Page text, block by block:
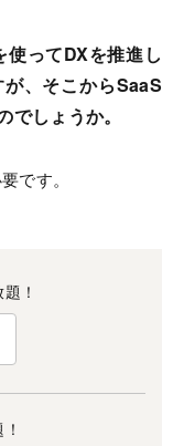
ってDXを推進し
、そこからSaaS
しょうか。
です。
！